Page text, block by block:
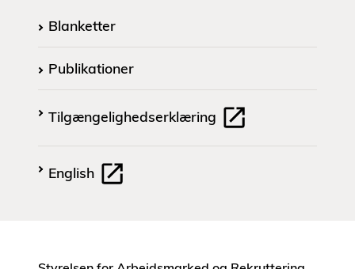
Blanketter
Publikationer
Tilgængelighedserklæring
English